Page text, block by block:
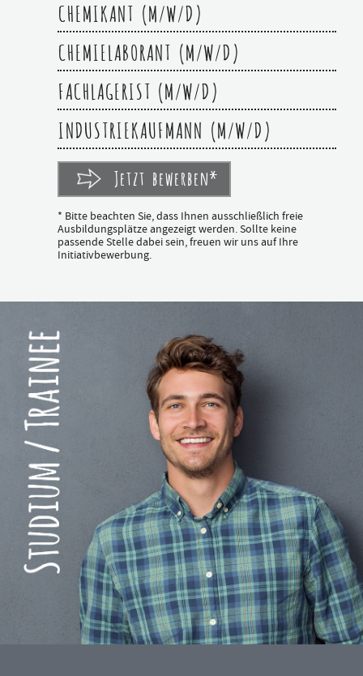
CHEMIKANT (M/W/D)
CHEMIELABORANT (M/W/D)
FACHLAGERIST (M/W/D)
INDUSTRIEKAUFMANN (M/W/D)
Jetzt bewerben*
* Bitte beachten Sie, dass Ihnen ausschließlich freie
Ausbildungsplätze angezeigt werden. Sollte keine
passende Stelle dabei sein, freuen wir uns auf Ihre
Initiativbewerbung.